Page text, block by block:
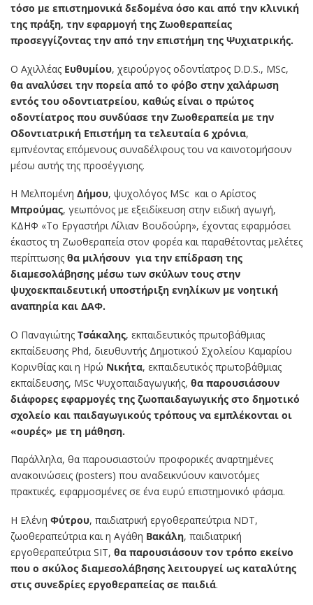
τόσο με επιστημονικά δεδομένα όσο και από την κλινική
της πράξη, την εφαρμογή της Ζωοθεραπείας
προσεγγίζοντας την από την επιστήμη της Ψυχιατρικής.
Ο Αχιλλέας Ευθυμίου, χειρούργος οδοντίατρος D.D.S., MSc,
θα αναλύσει την πορεία από το φόβο στην χαλάρωση
εντός του οδοντιατρείου, καθώς είναι ο πρώτος
οδοντίατρος που συνδύασε την Ζωοθεραπεία με την
Οδοντιατρική Επιστήμη τα τελευταία 6 χρόνια,
εμπνέοντας επόμενους συναδέλφους του να καινοτομήσουν
μέσω αυτής της προσέγγισης.
Η Μελπομένη Δήμου, ψυχολόγος MSc και ο Αρίστος
Μπρούμας, γεωπόνος με εξειδίκευση στην ειδική αγωγή,
ΚΔΗΦ «Το Εργαστήρι Λίλιαν Βουδούρη», έχοντας εφαρμόσει
έκαστος τη Ζωοθεραπεία στον φορέα και παραθέτοντας μελέτες
περίπτωσης θα μιλήσουν για την επίδραση της
διαμεσολάβησης μέσω των σκύλων τους στην
ψυχοεκπαιδευτική υποστήριξη ενηλίκων με νοητική
αναπηρία και ΔΑΦ.
Ο Παναγιώτης Τσάκαλης, εκπαιδευτικός πρωτοβάθμιας
εκπαίδευσης Phd, διευθυντής Δημοτικού Σχολείου Καμαρίου
Κορινθίας και η Ηρώ Νικήτα, εκπαιδευτικός πρωτοβάθμιας
εκπαίδευσης, MSc Ψυχοπαιδαγωγικής, θα παρουσιάσουν
διάφορες εφαρμογές της ζωοπαιδαγωγικής στο δημοτικό
σχολείο και παιδαγωγικούς τρόπους να εμπλέκονται οι
«ουρές» με τη μάθηση.
Παράλληλα, θα παρουσιαστούν προφορικές αναρτημένες
ανακοινώσεις (posters) που αναδεικνύουν καινοτόμες
πρακτικές, εφαρμοσμένες σε ένα ευρύ επιστημονικό φάσμα.
Η Ελένη Φύτρου, παιδιατρική εργοθεραπεύτρια NDT,
ζωοθεραπεύτρια και η Αγάθη Βακάλη, παιδιατρική
εργοθεραπεύτρια SIT, θα παρουσιάσουν τον τρόπο εκείνο
που ο σκύλος διαμεσολάβησης λειτουργεί ως καταλύτης
στις συνεδρίες εργοθεραπείας σε παιδιά.